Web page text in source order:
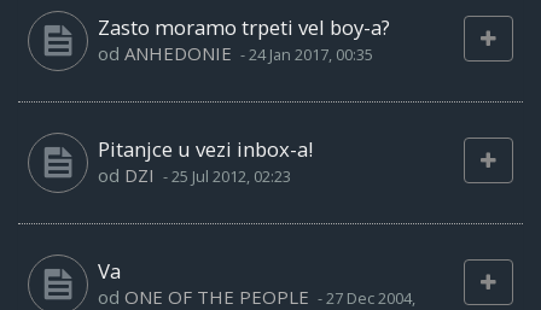
Zasto moramo trpeti vel boy-a?
od ANHEDONIE -24 Jan 2017, 00:35
Pitanjce u vezi inbox-a!
od DZI -25 Jul 2012, 02:23
Va
od ONE OF THE PEOPLE -27 Dec 2004,